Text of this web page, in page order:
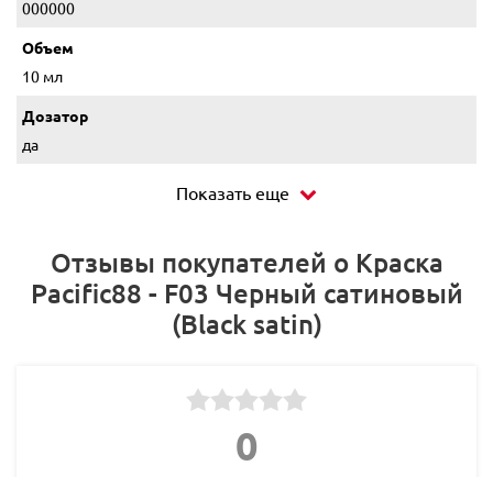
000000
Объем
10 мл
Дозатор
да
Показать еще
Отзывы покупателей о Краска
Pacific88 - F03 Черный сатиновый
(Black satin)
0